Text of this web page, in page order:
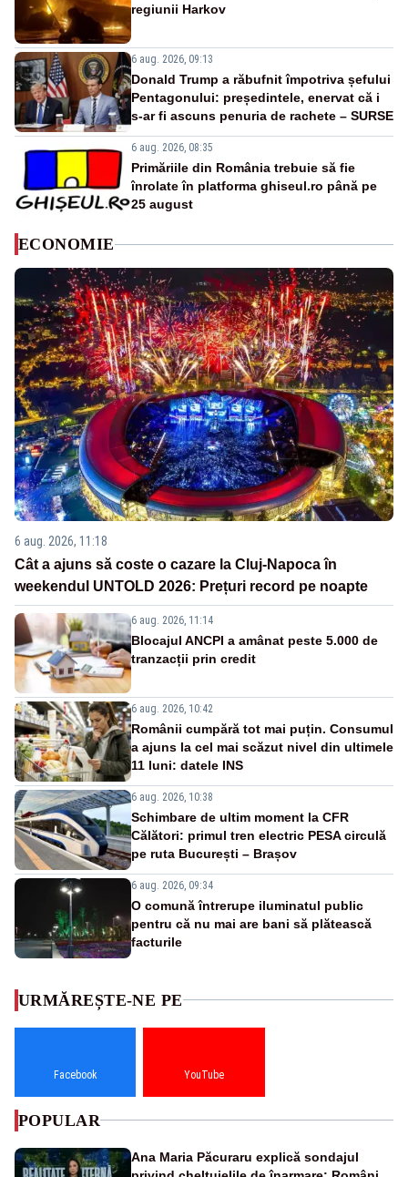
regiunii Harkov
6 aug. 2026, 09:13
Donald Trump a răbufnit împotriva șefului
Pentagonului: președintele, enervat că i
s-ar fi ascuns penuria de rachete – SURSE
6 aug. 2026, 08:35
Primăriile din România trebuie să fie
înrolate în platforma ghiseul.ro până pe
25 august
ECONOMIE
6 aug. 2026, 11:18
Cât a ajuns să coste o cazare la Cluj-Napoca în
weekendul UNTOLD 2026: Prețuri record pe noapte
6 aug. 2026, 11:14
Blocajul ANCPI a amânat peste 5.000 de
tranzacții prin credit
6 aug. 2026, 10:42
Românii cumpără tot mai puțin. Consumul
a ajuns la cel mai scăzut nivel din ultimele
11 luni: datele INS
6 aug. 2026, 10:38
Schimbare de ultim moment la CFR
Călători: primul tren electric PESA circulă
pe ruta București – Brașov
6 aug. 2026, 09:34
O comună întrerupe iluminatul public
pentru că nu mai are bani să plătească
facturile
URMĂREȘTE-NE PE
Facebook YouTube
POPULAR
Ana Maria Păcuraru explică sondajul